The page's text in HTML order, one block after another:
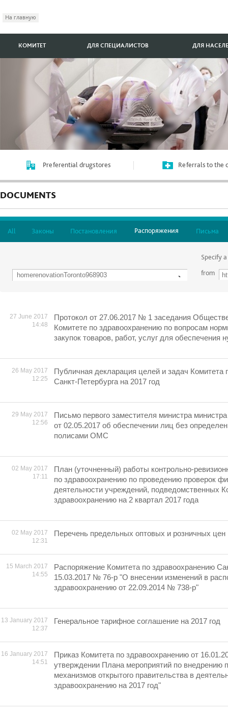
На главную
КОМИТЕТ ДЛЯ СПЕЦИАЛИСТОВ ДЛЯ
Preferential drugstores Referrals to the
DOCUMENTS
All Законы Постановления Распоряжения Письма
Specify
from
27 June 2017
14:48
Протокол от 27.06.2017 № 1 заседания
Комитете по здравоохранению по вопросам
закупок товаров, работ, услуг для обеспечения
26 May 2017
12:25
Публичная декларация целей и задач Комитета
Санкт-Петербурга на 2017 год
29 May 2017
12:56
Письмо первого заместителя министра
от 02.05.2017 об обеспечении лиц без
полисами ОМС
02 May 2017
17:11
План (уточненный) работы контрольно-
по здравоохранению по проведению проверок
деятельности учреждений, подведомственных
здравоохранению на 2 квартал 2017 года
02 May 2017
12:31
Перечень предельных оптовых и розничных цен
15 March 2017
14:55
Распоряжение Комитета по здравоохранению
15.03.2017 № 76-р "О внесении изменений в
здравоохранению от 22.09.2014 № 738-р"
13 January 2017
12:37
Генеральное тарифное соглашение на 2017 год
16 January 2017
14:51
Приказ Комитета по здравоохранению от
утверждении Плана мероприятий по внедрению
механизмов открытого правительства в
здравоохранению на 2017 год"